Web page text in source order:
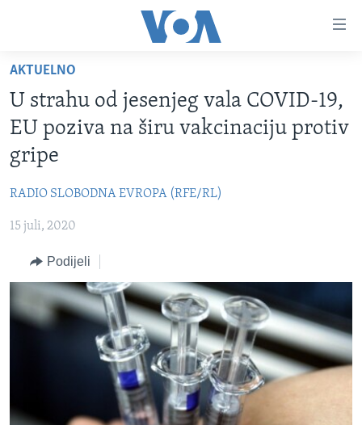
glavni
sadržaj
Pređi
na
glavnu
Idi
na
pretragu
TV PROGRAM
FOTOGRAFIJE DANA
SJEDINJENE AMERIČKE DRŽAVE
BOSNA I HERCEGOVINA
SVIJET
NAUKA I TEHNOLOGIJA
SPECIJALNI PROJEKTI
KORUPCIJA
SLOBODA MEDIJA
ŽENSKA STRANA
IZBJEGLIČKA STRANA
O GLASU AMERIKE
AKTUELNO
U strahu od jesenjeg vala COVID-19,
EU poziva na širu vakcinaciju protiv
gripe
RADIO SLOBODNA EVROPA (RFE/RL)
15 juli, 2020
Podijeli